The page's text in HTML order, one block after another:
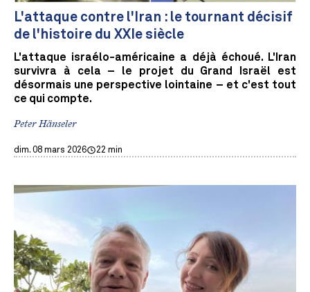
L'attaque contre l'Iran : le tournant décisif
de l'histoire du XXIe siècle
L'attaque israélo-américaine a déjà échoué. L'Iran
survivra à cela – le projet du Grand Israël est
désormais une perspective lointaine – et c'est tout
ce qui compte.
Peter Hänseler
dim. 08 mars 2026 22 min